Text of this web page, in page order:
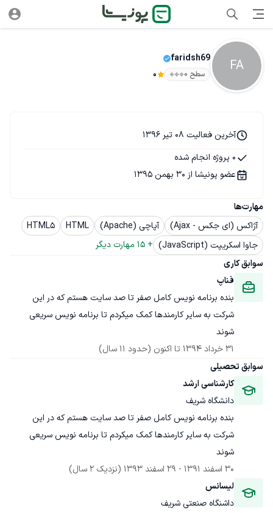
FA
faridsh69
سطح ۰ 0
مهارت‌ها
آژاکس (ای جکس - Ajax)
آپاچی (Apache) HTML
HTML5
جاوا اسکریپت (JavaScript)
+
15 مهارت دیگر
سوابق کاری
فناپ
بنده برنامه نویس کامل صفر تا صد سایت هستم که در این
شرکت به سایر کارمندها کمک میکردم تا برنامه نویس سریعی
شوند
31 خرداد 1394
تا اکنون (حدود 11 سال)
سوابق تحصیلی
کارشناسی ارشد
دانشگاه شریف
بنده برنامه نویس کامل صفر تا صد سایت هستم که در این
شرکت به سایر کارمندها کمک میکردم تا برنامه نویس سریعی
شوند
30 اسفند 1391
- 29 اسفند 1393
(نزدیک 2 سال)
لیسانس
داشنگاه صنعتی شریف
آخرین فعالیت 08 تیر 1396
0 پروژه انجام شده
عضو پونیشا از 30 بهمن 1395